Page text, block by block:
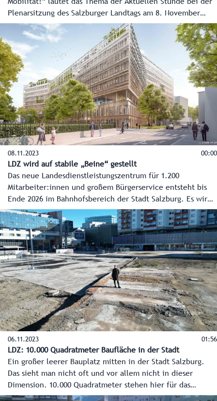
Mobilität!“ lautet das Thema der Aktuellen Stunde bei der
Plenarsitzung des Salzburger Landtags am 8. November
2023 im Chiemseehof, eingebracht von der SPÖ.
08.11.2023 00:00
LDZ wird auf stabile „Beine“ gestellt
Das neue Landesdienstleistungszentrum für 1.200
Mitarbeiter:innen und großem Bürgerservice entsteht bis
Ende 2026 im Bahnhofsbereich der Stadt Salzburg. Es wird
das modernste Verwaltungsgebäude Österreichs. Im Video
die Eckpunkte zum Projekt mit dem Stand 8.11.2023.
06.11.2023 01:56
LDZ: 10.000 Quadratmeter Baufläche in der Stadt
Ein großer leerer Bauplatz mitten in der Stadt Salzburg.
Das sieht man nicht oft und vor allem nicht in dieser
Dimension. 10.000 Quadratmeter stehen hier für das
modernste Verwaltungsgebäude Österreichs – das neue